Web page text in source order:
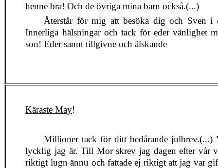
henne bra! Och de övriga mina barn också.(...)
Återstår för mig att besöka dig och Sven i
Innerliga hälsningar och tack för eder vänlighet
son! Eder sannt tillgivne och älskande
Käraste May!
Millioner tack för ditt bedårande
lycklig jag är. Till Mor skrev jag dagen efter vår
riktigt lugn ännu och fattade ej riktigt att jag var